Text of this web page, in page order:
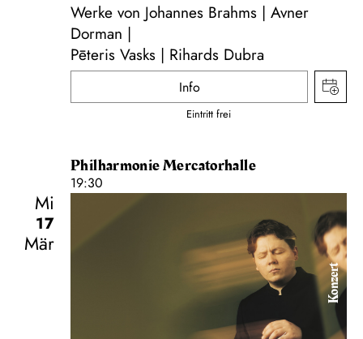
Werke von Johannes Brahms | Avner
Dorman |
Pēteris Vasks | Rihards Dubra
Info
Eintritt frei
Philharmonie Mercatorhalle
19:30
Mi
17
Mär
Konzert